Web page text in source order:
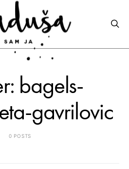
bagels-
gavrilovic
0 POSTS